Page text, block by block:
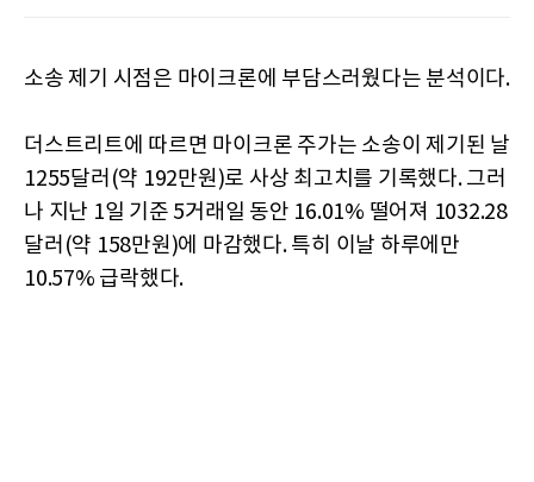
소송 제기 시점은 마이크론에 부담스러웠다는 분석이다.
더스트리트에 따르면 마이크론 주가는 소송이 제기된 날
1255달러(약 192만원)로 사상 최고치를 기록했다. 그러
나 지난 1일 기준 5거래일 동안 16.01% 떨어져 1032.28
달러(약 158만원)에 마감했다. 특히 이날 하루에만
10.57% 급락했다.